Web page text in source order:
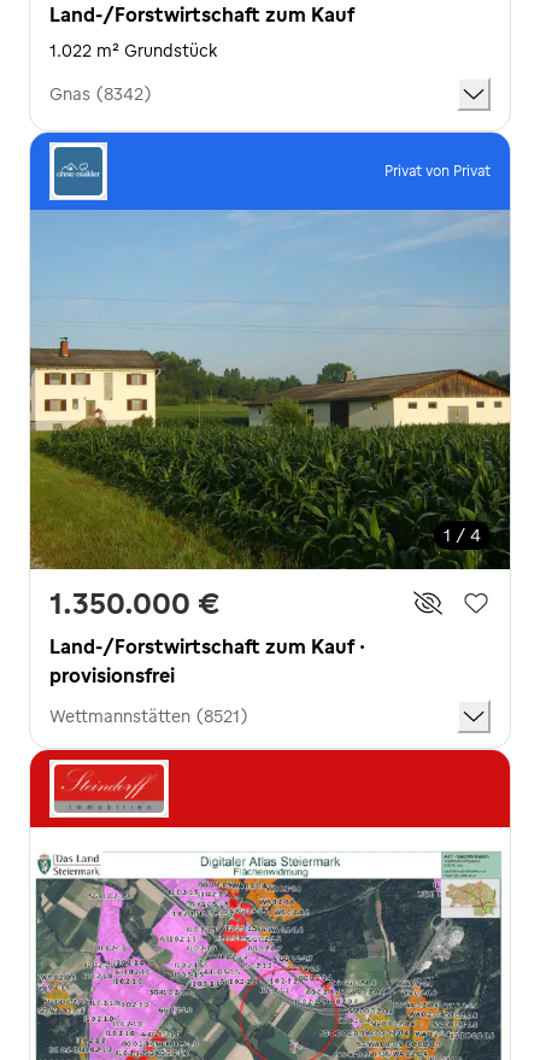
Land-/Forstwirtschaft zum Kauf
1.022 m² Grundstück
Gnas (8342)
Privat von Privat
1 / 4
1.350.000 €
Land-/Forstwirtschaft zum Kauf ·
provisionsfrei
Wettmannstätten (8521)